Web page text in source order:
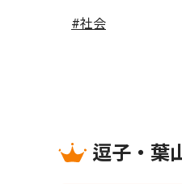
#社会
逗子・葉